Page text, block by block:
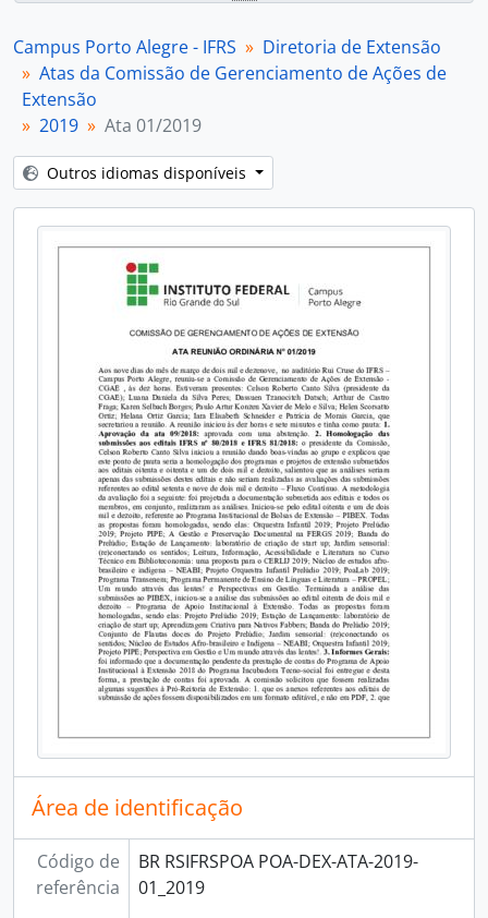
Campus Porto Alegre - IFRS
Diretoria de Extensão
Atas da Comissão de Gerenciamento de Ações de
Extensão
2019
Ata 01/2019
Outros idiomas disponíveis
Área de identificação
Código de
referência
BR RSIFRSPOA POA-DEX-ATA-2019-
01_2019